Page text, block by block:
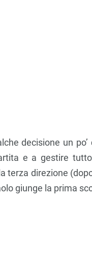
decisione un
e a gestire
terza direzione
giunge la prima